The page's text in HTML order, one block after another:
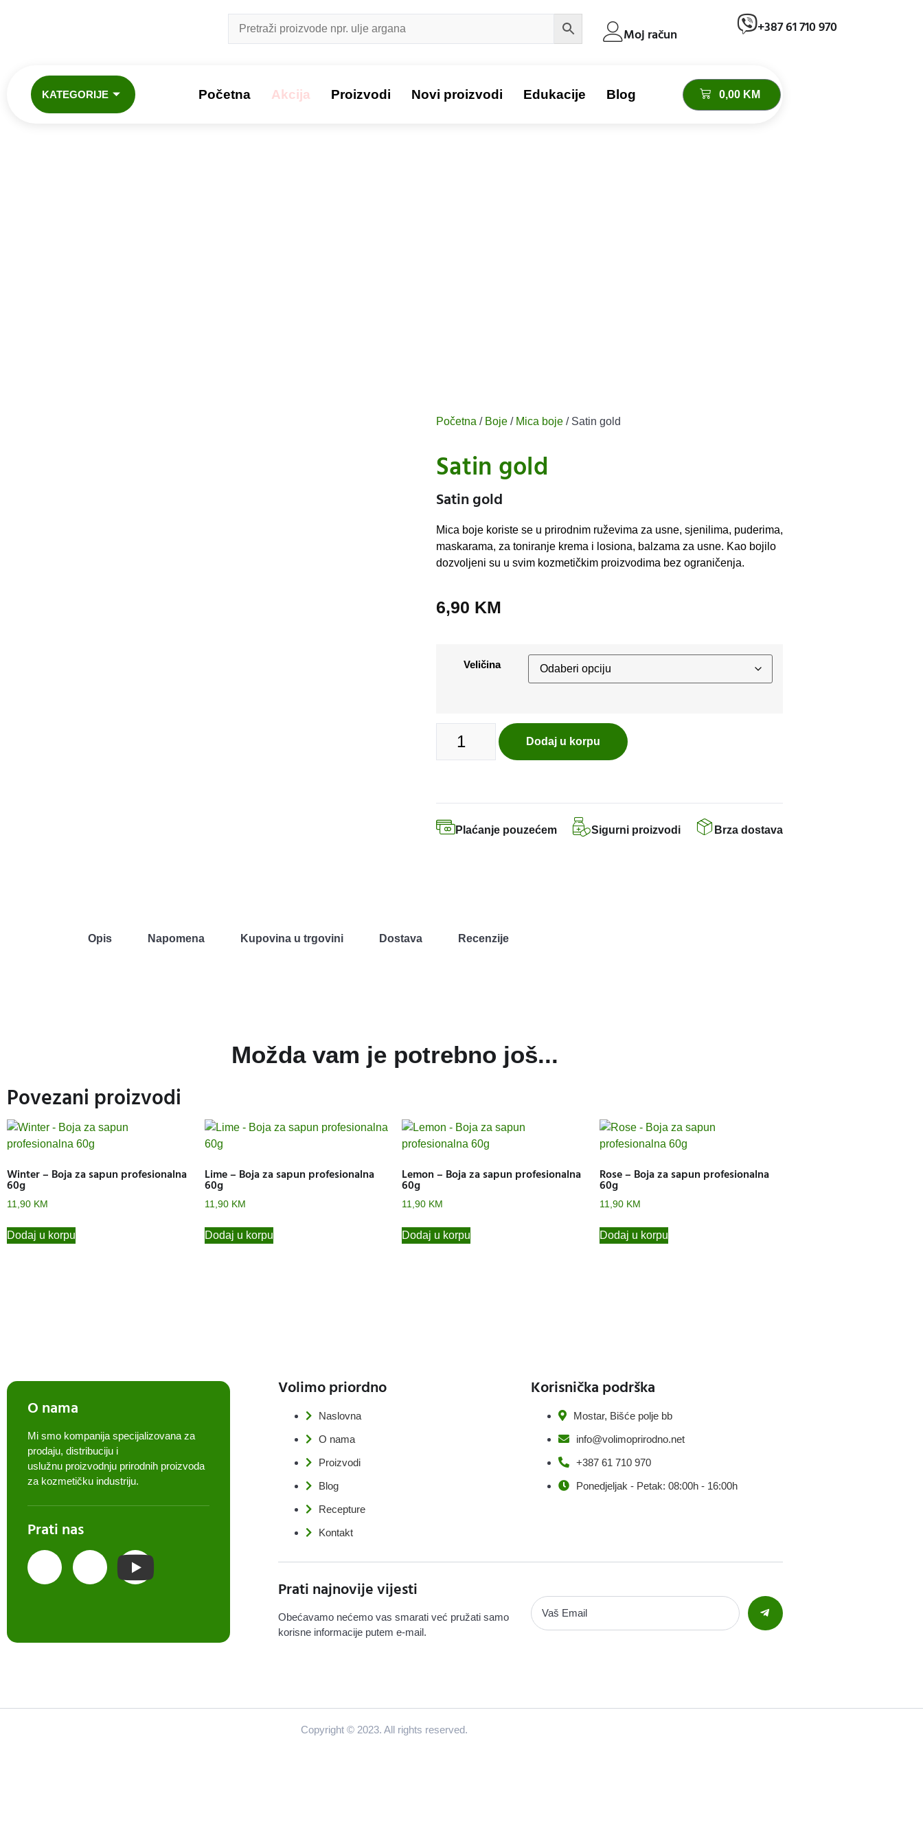
Moj račun +387 61 710 970
KATEGORIJE Početna Akcija Proizvodi Novi proizvodi Edukacije Blog 0,00 KM
Početna / Boje / Mica boje / Satin gold
Satin gold
Satin gold
Mica boje koriste se u prirodnim ruževima za usne, sjenilima, puderima,
maskarama, za toniranje krema i losiona, balzama za usne. Kao bojilo
dozvoljeni su u svim kozmetičkim proizvodima bez ograničenja.
6,90 KM
Veličina
Dodaj u korpu
Plaćanje pouzećem Sigurni proizvodi Brza dostava
Opis Napomena Kupovina u trgovini Dostava Recenzije
Možda vam je potrebno još...
Povezani proizvodi
Winter – Boja za sapun profesionalna
60g
11,90 KM
Dodaj u korpu
Lime – Boja za sapun profesionalna
60g
11,90 KM
Dodaj u korpu
Lemon – Boja za sapun profesionalna
60g
11,90 KM
Dodaj u korpu
Rose – Boja za sapun profesionalna
60g
11,90 KM
Dodaj u korpu
O nama
Mi smo kompanija specijalizovana za
prodaju, distribuciju i
uslužnu proizvodnju prirodnih proizvoda
za kozmetičku industriju.
Prati nas
Volimo priordno
Naslovna
O nama
Proizvodi
Blog
Recepture
Kontakt
Korisnička podrška
Mostar, Bišće polje bb
info@volimoprirodno.net
+387 61 710 970
Ponedjeljak - Petak: 08:00h - 16:00h
Prati najnovije vijesti
Obećavamo nećemo vas smarati već pružati samo
korisne informacije putem e-mail.
Copyright © 2023. All rights reserved.